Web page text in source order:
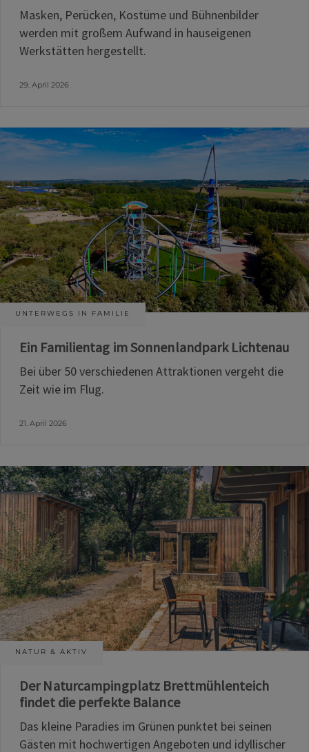
Masken, Perücken, Kostüme und Bühnenbilder
werden mit großem Aufwand in hauseigenen
Werkstätten hergestellt.
29. April 2026
UNTERWEGS IN FAMILIE
Ein Familientag im Sonnenlandpark Lichtenau
Bei über 50 verschiedenen Attraktionen vergeht die
Zeit wie im Flug.
21. April 2026
NATUR & AKTIV
Der Naturcampingplatz Brettmühlenteich
findet die perfekte Balance
Das kleine Paradies im Grünen punktet bei seinen
Gästen mit hochwertigen Angeboten und idyllischer